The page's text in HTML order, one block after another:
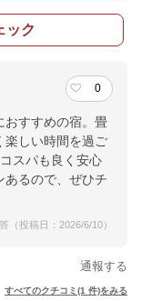
ック
0
おすすめの宿。畳
楽しい時間を過ご
スパも良く安心
あるので、ぜひチ
（投稿日：2026/6/10）
通報する
すべてのクチコミ(1 件)をみる